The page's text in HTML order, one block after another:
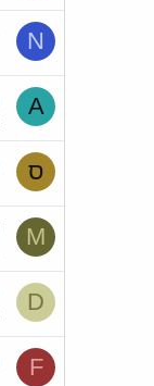
N
A
ס
M
D
F